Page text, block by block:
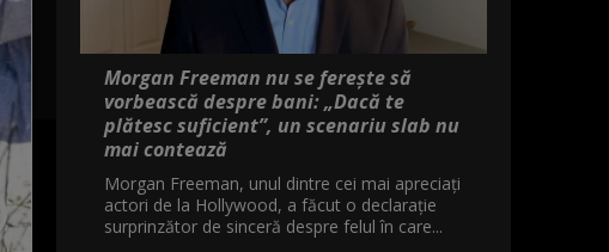
Morgan Freeman nu se ferește să
vorbească despre bani: „Dacă te
plătesc suficient”, un scenariu slab nu
mai contează
Morgan Freeman, unul dintre cei mai apreciați
actori de la Hollywood, a făcut o declarație
surprinzător de sinceră despre felul în care...